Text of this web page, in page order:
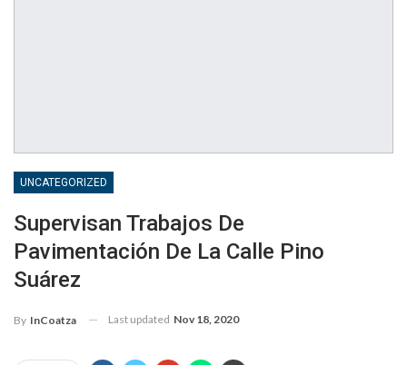
UNCATEGORIZED
Supervisan Trabajos De
Pavimentación De La Calle Pino
Suárez
By InCoatza Last updated Nov 18, 2020